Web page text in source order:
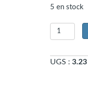
5 en stock
quantité
de
passeport
UGS : 3.23